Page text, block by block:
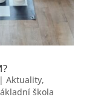
Aktuality,
škola